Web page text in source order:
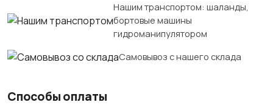
Нашим транспортом: шаланды,
бортовые машины
гидроманипулятором
Самовывоз с нашего склада
Способы оплаты